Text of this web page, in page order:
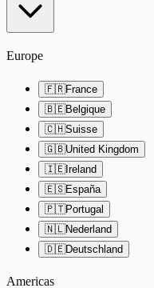
Europe
🇫🇷France
🇧🇪Belgique
🇨🇭Suisse
🇬🇧United Kingdom
🇮🇪Ireland
🇪🇸España
🇵🇹Portugal
🇳🇱Nederland
🇩🇪Deutschland
Americas